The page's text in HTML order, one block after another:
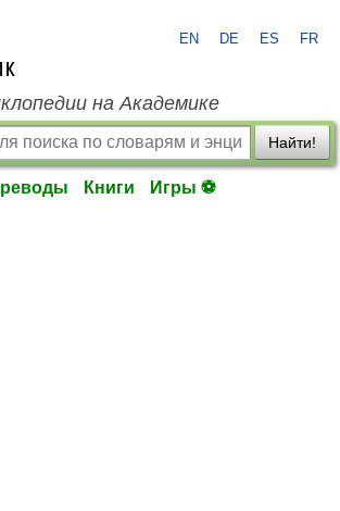
EN DE ES FR
на Академике
Найти!
Книги Игры ⚽